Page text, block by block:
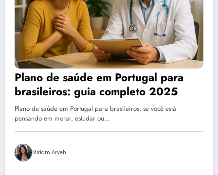
Plano de saúde em Portugal para
brasileiros: guia completo 2025
Plano de saúde em Portugal para brasileiros: se você está
pensando em morar, estudar ou…
Miriam Aryeh